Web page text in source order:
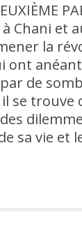
Chani et
la
ont
de
se trouve
sa vie et